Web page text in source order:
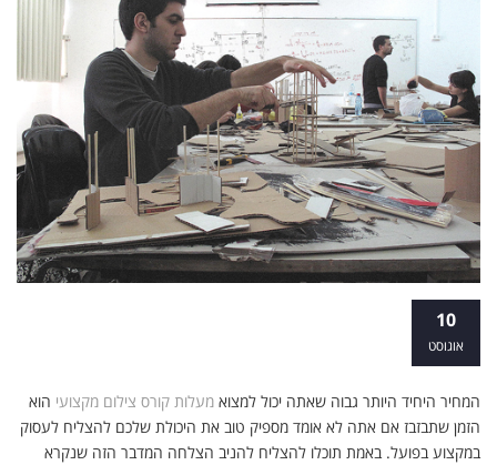
10
אוגוסט
המחיר היחיד היותר גבוה שאתה יכול למצוא מעלות קורס צילום מקצועי הוא
הזמן שתבזבז אם אתה לא אומד מספיק טוב את היכולת שלכם להצליח לעסוק
במקצוע בפועל. באמת תוכלו להצליח להניב הצלחה המדבר הזה שנקרא